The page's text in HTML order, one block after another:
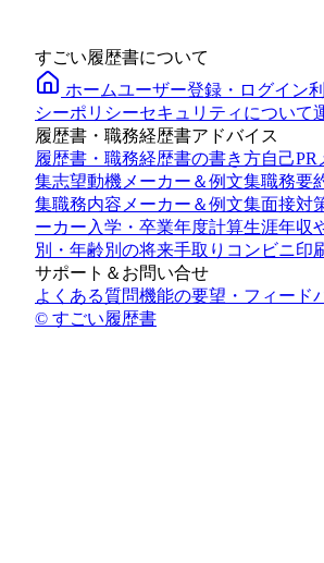
すごい履歴書について
ホームユーザー登録・ログイン
シーポリシーセキュリティについて
履歴書・職務経歴書アドバイス
履歴書・職務経歴書の書き方自己
集志望動機メーカー＆例文集職務要
集職務内容メーカー＆例文集面接対
ーカー 入学・卒業年度計算生涯年収
別・年齢別の将来手取り コンビニ印
サポート＆お問い合せ
よくある質問機能の要望・フィード
© すごい履歴書